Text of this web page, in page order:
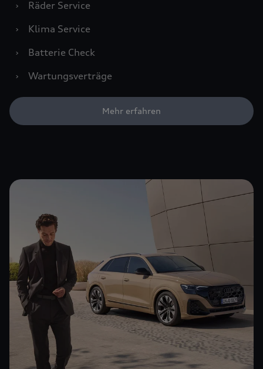
›
Räder Service
›
Klima Service
›
Batterie Check
›
Wartungsverträge
Mehr erfahren